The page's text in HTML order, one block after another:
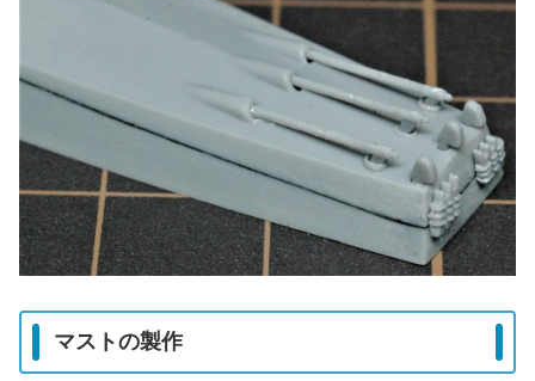
マストの製作